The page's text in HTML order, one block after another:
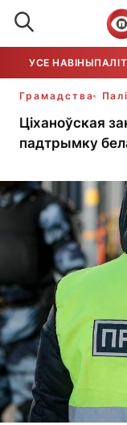
УСЕ НАВІНЫ
Грамадства
Ціханоўская
падтрымку